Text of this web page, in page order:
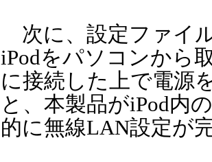
次に、設定ファイ
iPodをパソコンから
に接続した上で電源
と、本製品がiPod内
的に無線LAN設定が